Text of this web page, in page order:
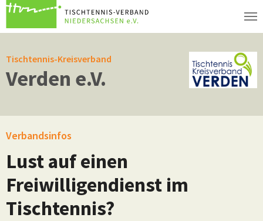
Tischtennis-Kreisverband
Verden e.V.
Verbandsinfos
Lust auf einen
Freiwilligendienst im
Tischtennis?